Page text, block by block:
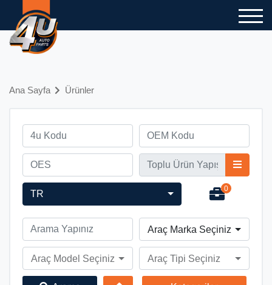
Ana Sayfa Ürünler
TR 0
Araç Marka Seçiniz
Araç Model Seçiniz Araç Tipi Seçiniz